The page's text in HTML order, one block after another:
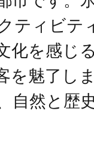
ティビテ
化を感じ
を魅了し
自然と歴